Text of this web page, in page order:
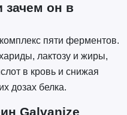
зачем он в
пяти ферментов.
лактозу и жиры,
в кровь и снижая
дозах белка.
Galvanize